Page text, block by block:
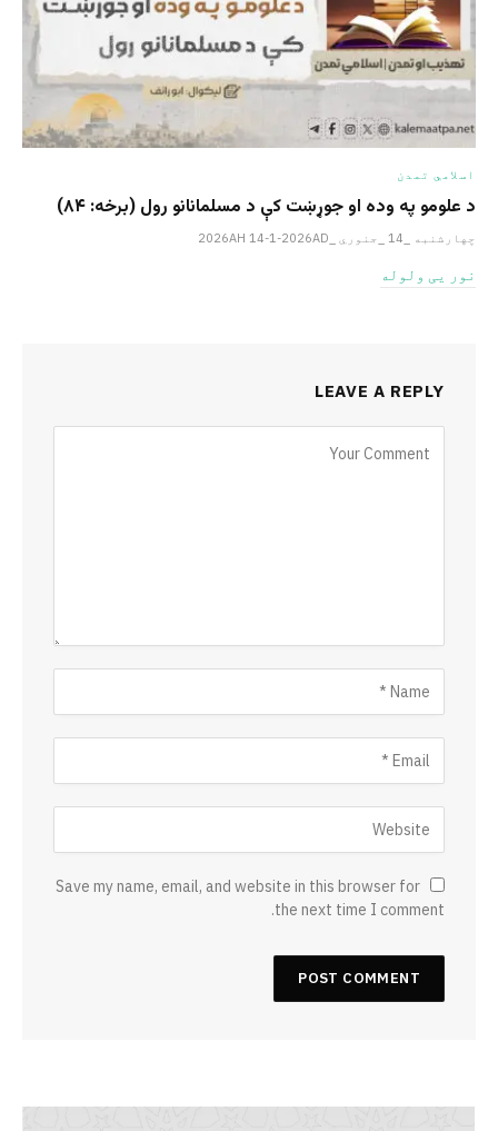
اسلامي تمدن
د علومو په وده او جوړښت کې د مسلمانانو رول (برخه: ۸۴)
چهارشنبه _14 _جنوري _2026AH 14-1-2026AD
نور یی ولوله
LEAVE A REPLY
Save my name, email, and website in this browser for
the next time I comment.